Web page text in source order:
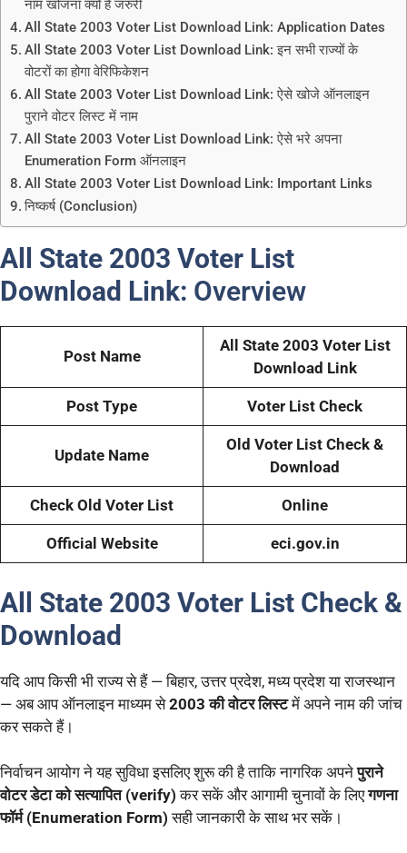
नाम खोजना क्यों है जरुरी
All State 2003 Voter List Download Link: Application Dates
All State 2003 Voter List Download Link: इन सभी राज्यों के
वोटरों का होगा वेरिफिकेशन
All State 2003 Voter List Download Link: ऐसे खोजे ऑनलाइन
पुराने वोटर लिस्ट में नाम
All State 2003 Voter List Download Link: ऐसे भरे अपना
Enumeration Form ऑनलाइन
All State 2003 Voter List Download Link: Important Links
निष्कर्ष (Conclusion)
All State 2003 Voter List
Download Link: Overview
Post Name
All State 2003 Voter List
Download Link
Post Type Voter List Check
Update Name
Old Voter List Check &
Download
Check Old Voter List Online
Official Website eci.gov.in
All State 2003 Voter List Check &
Download
यदि आप किसी भी राज्य से हैं — बिहार, उत्तर प्रदेश, मध्य प्रदेश या राजस्थान
— अब आप ऑनलाइन माध्यम से2003 की वोटर लिस्टमें अपने नाम की जांच
कर सकते हैं।
निर्वाचन आयोग ने यह सुविधा इसलिए शुरू की है ताकि नागरिक अपनेपुराने
वोटर डेटा को सत्यापित (verify) कर सकें और आगामी चुनावों के लिएगणना
फॉर्म (Enumeration Form) सही जानकारी के साथ भर सकें।